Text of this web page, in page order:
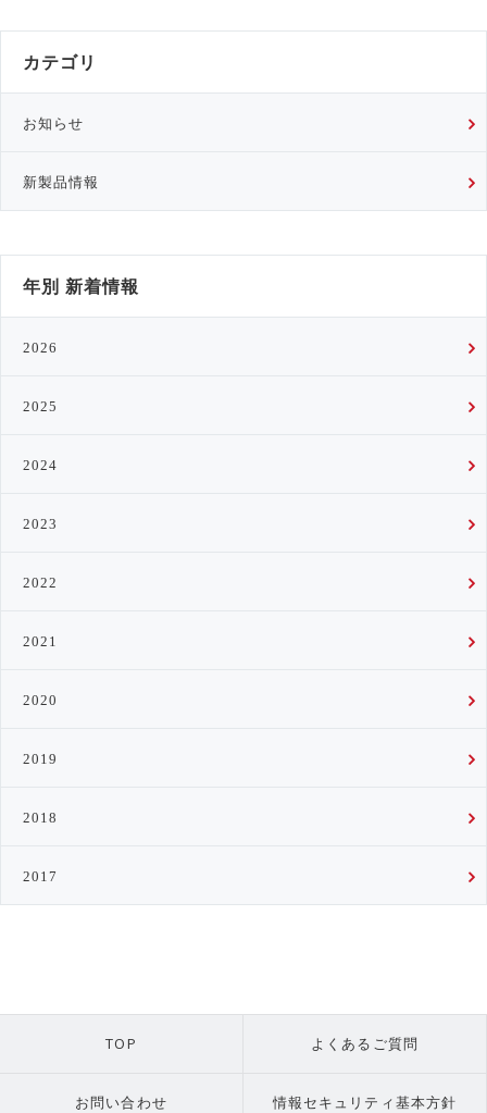
カテゴリ
お知らせ
新製品情報
年別 新着情報
2026
2025
2024
2023
2022
2021
2020
2019
2018
2017
TOP よくあるご質問
お問い合わせ 情報セキュリティ基本方針